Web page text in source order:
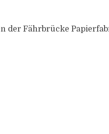
der Fährbrücke